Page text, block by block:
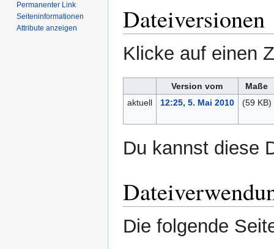
Dateiversionen
Klicke auf einen
Version vom
Maße
aktuell
12:25, 5. Mai 2010 (59 KB)
Du kannst diese
Die folgende
Permanenter Link
Seiten­­informationen
Attribute anzeigen